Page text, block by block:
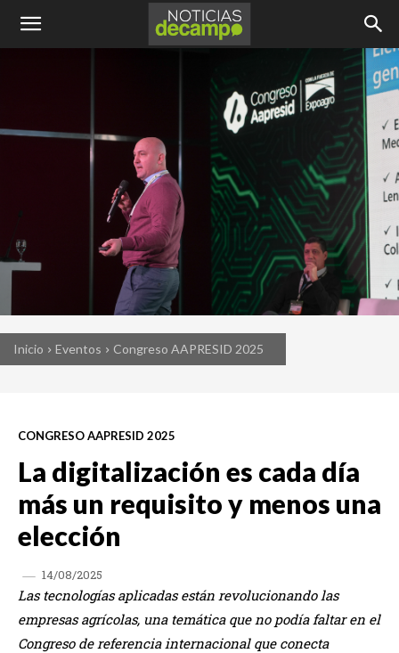
Inicio Eventos Congreso AAPRESID 2025
CONGRESO AAPRESID 2025
La digitalización es cada día
más un requisito y menos una
elección
14/08/2025
Las tecnologías aplicadas están revolucionando las
empresas agrícolas, una temática que no podía faltar en el
Congreso de referencia internacional que conecta